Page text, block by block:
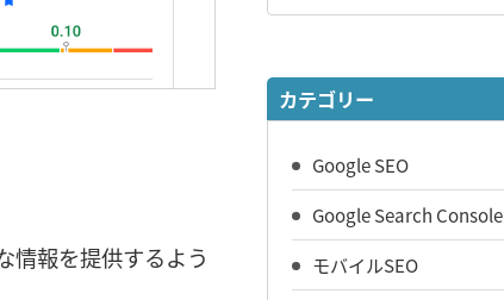
情報を提供するよう
カテゴリー
Google SEO
Google Search Console
モバイルSEO